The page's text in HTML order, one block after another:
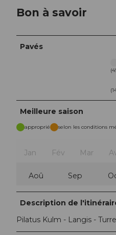
Bon à savoir
Pavés
Meilleure saison
approprié selon les conditions
Jan Fév Mar
Aoû Sep
Description de
Pilatus Kulm - Langis -